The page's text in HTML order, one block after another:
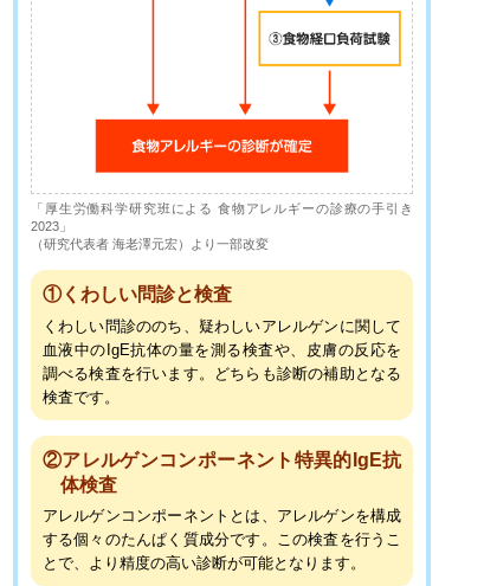
「厚生労働科学研究班による 食物アレルギーの診療の手引き
2023」
（研究代表者 海老澤元宏）より一部改変
①くわしい問診と検査
くわしい問診ののち、疑わしいアレルゲンに関して
血液中のIgE抗体の量を測る検査や、皮膚の反応を
調べる検査を行います。どちらも診断の補助となる
検査です。
②アレルゲンコンポーネント特異的IgE抗
体検査
アレルゲンコンポーネントとは、アレルゲンを構成
する個々のたんぱく質成分です。この検査を行うこ
とで、より精度の高い診断が可能となります。